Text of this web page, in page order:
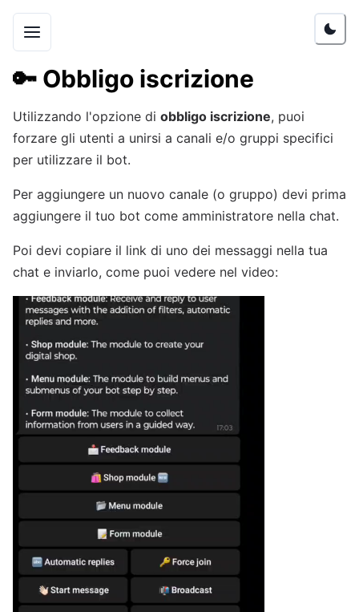
🔑 Obbligo iscrizione
Utilizzando l'opzione di obbligo iscrizione, puoi
forzare gli utenti a unirsi a canali e/o gruppi specifici
per utilizzare il bot.
Per aggiungere un nuovo canale (o gruppo) devi prima
aggiungere il tuo bot come amministratore nella chat.
Poi devi copiare il link di uno dei messaggi nella tua
chat e inviarlo, come puoi vedere nel video: